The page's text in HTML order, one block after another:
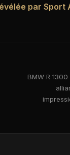
par Sport
BMW R